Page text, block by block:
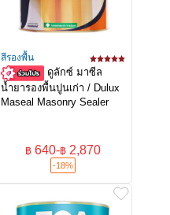
สีรองพื้น
ดูลักซ์ มาซีล
น้ำยารองพื้นปูนเก่า / Dulux
Maseal Masonry Sealer
฿ 640-฿ 2,870
-18%